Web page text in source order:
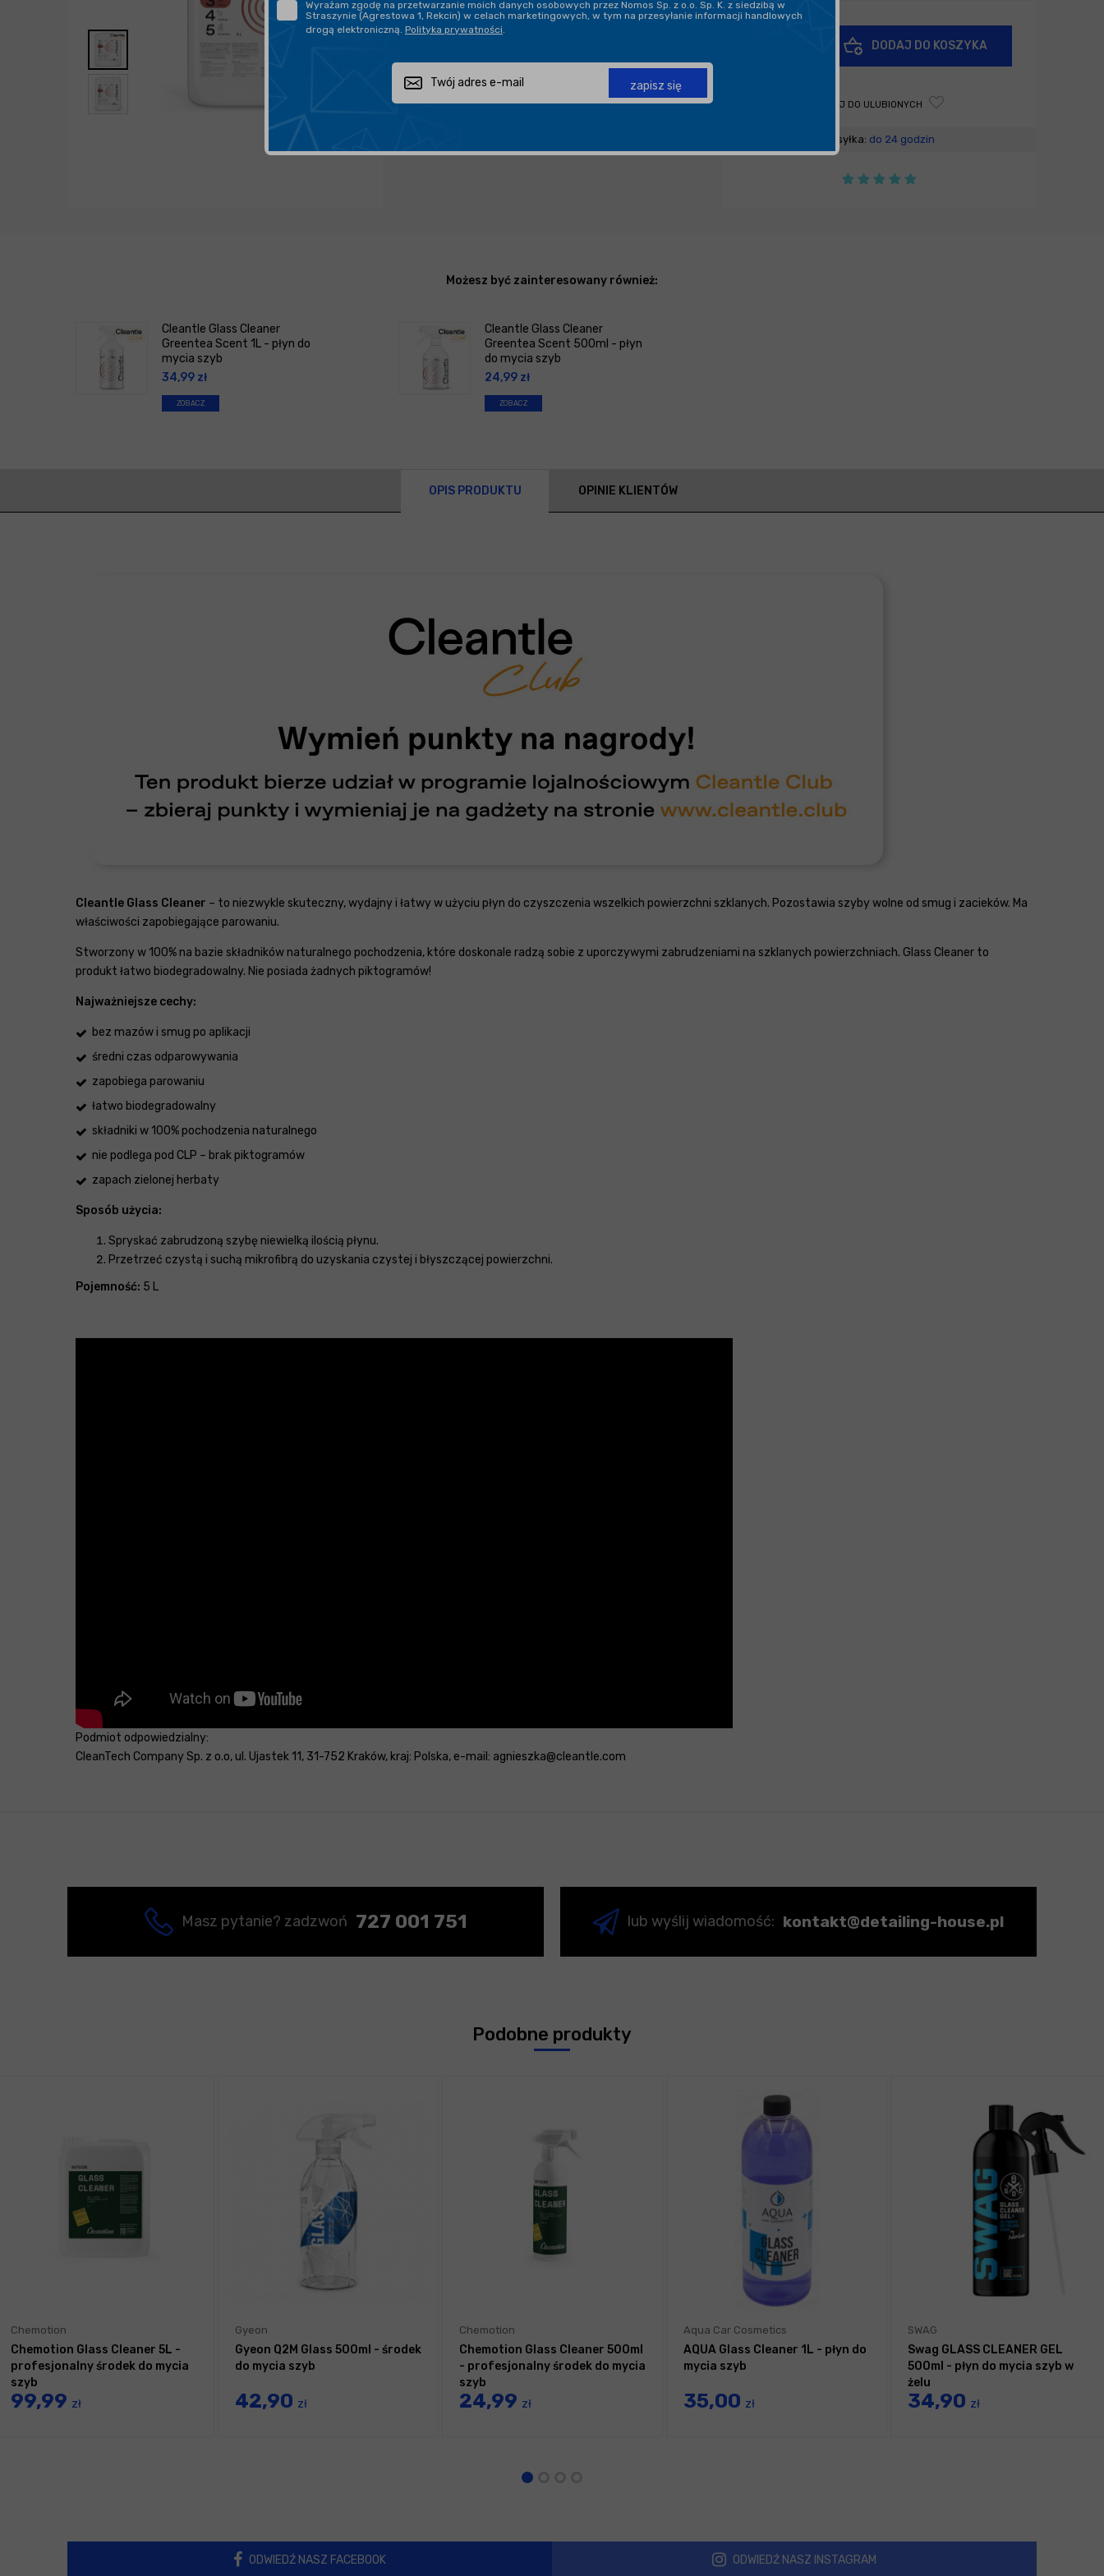
DARMOWA DOSTAWA OD 199,90 ZŁ
DODAJ DO KOSZYKA
DODAJ DO ULUBIONYCH
Wysyłka: do 24 godzin
Możesz być zainteresowany również:
Cleantle Glass Cleaner
Greentea Scent 1L - płyn do
mycia szyb
34,99 zł
ZOBACZ
Cleantle Glass Cleaner
Greentea Scent 500ml - płyn
do mycia szyb
24,99 zł
ZOBACZ
OPIS PRODUKTU OPINIE KLIENTÓW
Cleantle Glass Cleaner – to niezwykle skuteczny, wydajny i łatwy w użyciu płyn do czyszczenia wszelkich powierzchni szklanych. Pozostawia szyby wolne od smug i zacieków. Ma
właściwości zapobiegające parowaniu.
Stworzony w 100% na bazie składników naturalnego pochodzenia, które doskonale radzą sobie z uporczywymi zabrudzeniami na szklanych powierzchniach. Glass Cleaner to
produkt łatwo biodegradowalny. Nie posiada żadnych piktogramów!
Najważniejsze cechy:
bez mazów i smug po aplikacji
średni czas odparowywania
zapobiega parowaniu
łatwo biodegradowalny
składniki w 100% pochodzenia naturalnego
nie podlega pod CLP – brak piktogramów
zapach zielonej herbaty
Sposób użycia:
Spryskać zabrudzoną szybę niewielką ilością płynu.
Przetrzeć czystą i suchą mikrofibrą do uzyskania czystej i błyszczącej powierzchni.
Pojemność: 5 L
Podmiot odpowiedzialny:
CleanTech Company Sp. z o.o, ul. Ujastek 11, 31-752 Kraków, kraj: Polska, e-mail: agnieszka@cleantle.com
Masz pytanie? zadzwoń 727 001 751 lub wyślij wiadomość: kontakt@detailing-house.pl
Podobne produkty
Chemotion
Chemotion Glass Cleaner 5L -
profesjonalny środek do mycia
szyb
99,99 zł
Gyeon
Gyeon Q2M Glass 500ml - środek
do mycia szyb
42,90 zł
Chemotion
Chemotion Glass Cleaner 500ml
- profesjonalny środek do mycia
szyb
24,99 zł
Aqua Car Cosmetics
AQUA Glass Cleaner 1L - płyn do
mycia szyb
35,00 zł
SWAG
Swag GLASS CLEANER GEL
500ml - płyn do mycia szyb w
żelu
34,90 zł
ODWIEDŹ NASZ FACEBOOK ODWIEDŹ NASZ INSTAGRAM
Wyrażam zgodę na przetwarzanie moich danych osobowych przez Nomos Sp. z o.o. Sp. K. z siedzibą w
Straszynie (Agrestowa 1, Rekcin) w celach marketingowych, w tym na przesyłanie informacji handlowych
drogą elektroniczną. Polityka prywatności
zapisz się